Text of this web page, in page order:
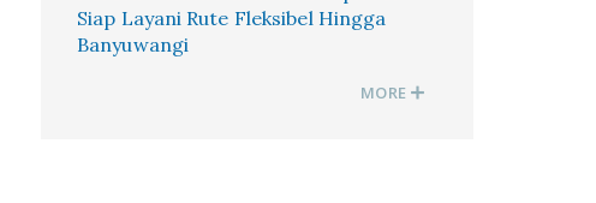
Siap Layani Rute Fleksibel Hingga
Banyuwangi
MORE